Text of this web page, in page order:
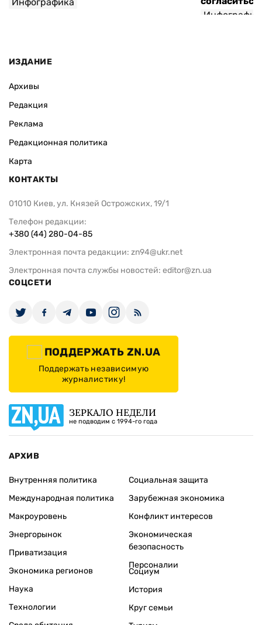
ИЗДАНИЕ
Архивы
Редакция
Реклама
Редакционная политика
Карта
КОНТАКТЫ
01010 Киев, ул. Князей Острожских, 19/1
Телефон редакции:
+380 (44) 280-04-85
Электронная почта редакции: zn94@ukr.net
Электронная почта службы новостей: editor@zn.ua
СОЦСЕТИ
ПОДДЕРЖАТЬ ZN.UA
Поддержать независимую
журналистику!
ЗЕРКАЛО НЕДЕЛИ
не подводим с 1994-го года
АРХИВ
Внутренняя политика
Международная политика
Макроуровень
Энергорынок
Приватизация
Экономика регионов
Социальная защита
Зарубежная экономика
Конфликт интересов
Экономическая
безопасность
Персоналии
Наука
Технологии
Социум
История
Круг семьи